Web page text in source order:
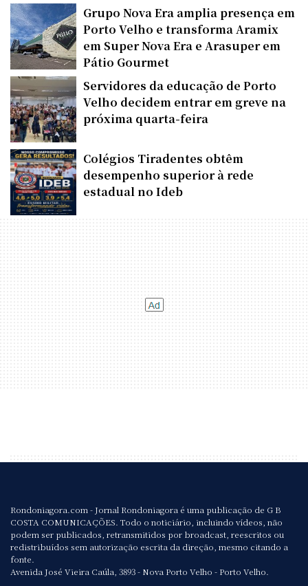
Grupo Nova Era amplia presença em
Porto Velho e transforma Aramix
em Super Nova Era e Arasuper em
Pátio Gourmet
Servidores da educação de Porto
Velho decidem entrar em greve na
próxima quarta-feira
Colégios Tiradentes obtêm
desempenho superior à rede
estadual no Ideb
Rondoniagora.com - Jornal Rondoniagora é uma publicação de G B
COSTA COMUNICAÇÕES. Todo o noticiário, incluindo vídeos, não
podem ser publicados, retransmitidos por broadcast, reescritos ou
redistribuídos sem autorização escrita da direção, mesmo citando a
fonte.
Avenida José Vieira Caúla, 3893 - Nova Porto Velho - Porto Velho.